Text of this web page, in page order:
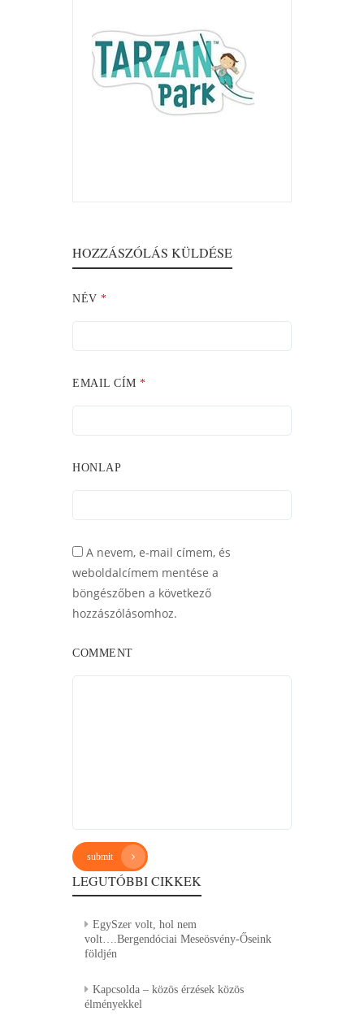
HOZZÁSZÓLÁS KÜLDÉSE
NÉV *
EMAIL CÍM *
HONLAP
A nevem, e-mail címem, és
weboldalcímem mentése a
böngészőben a következő
hozzászólásomhoz.
COMMENT
submit
LEGUTÓBBI CIKKEK
EgySzer volt, hol nem
volt….Bergendóciai Meseösvény-Őseink
földjén
Kapcsolda – közös érzések közös
élményekkel